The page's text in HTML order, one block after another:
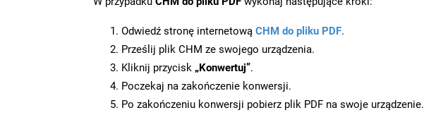
Odwiedź stronę internetową CHM do pliku PDF.
Prześlij plik CHM ze swojego urządzenia.
Kliknij przycisk „Konwertuj”.
Poczekaj na zakończenie konwersji.
Po zakończeniu konwersji pobierz plik PDF na swoje urządzenie.